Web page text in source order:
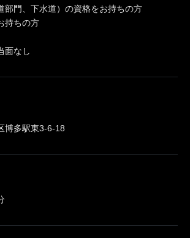
部門、下水道）の資格をお持ちの方
持ちの方
面なし
博多駅東3-6-18